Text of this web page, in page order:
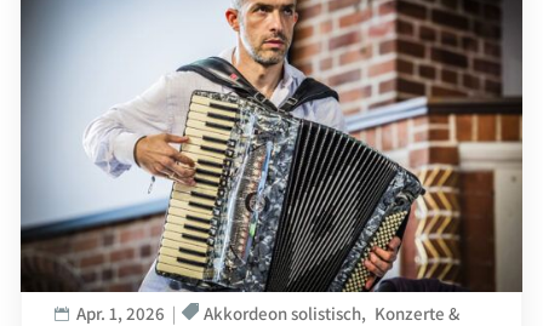
Apr. 1, 2026 Akkordeon solistisch
Konzerte &